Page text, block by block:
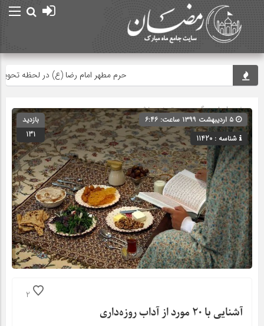
حرم مطهر امام رضا (ع) در لحظه تحویل سال
صفحه اصلی» گروه » دسته‌بندی نشده
شناسه : 11420
بازدید
131
2
آشنایی با ۲۰ مورد از آداب روزه‌داری